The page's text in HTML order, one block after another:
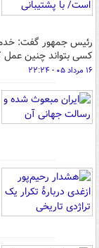
رئیس جمهور گفت:
کسی بتواند چنین عمل
۱۶ مرداد ۰۵ - ۲۲:۲۴